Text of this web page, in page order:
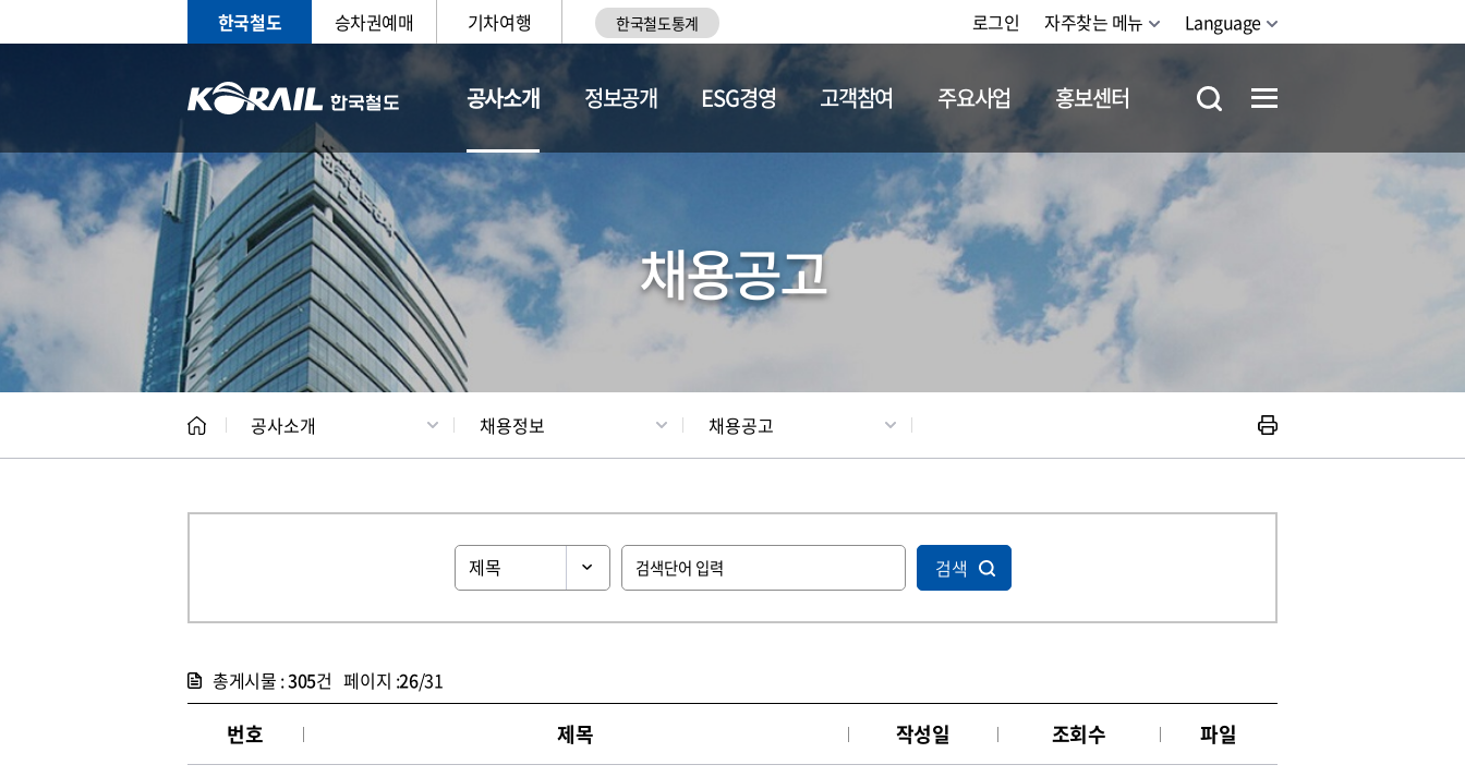
한국철도 승차권예매 기차여행 한국철도통계 로그인 자주찾는 메뉴 Language
공사소개
CEO 일반현황 채용정보
정보공개 ESG경영 고객참여 주요사업 홍보센터
채용공고
공사소개 채용정보 채용공고
검색
총게시물 :305건 페이지 :26/31
번호 제목 작성일 조회수 파일